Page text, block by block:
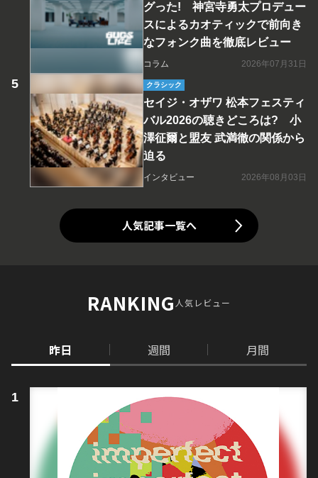
グった! 神宮寺勇太プロデュー
スによるカオティックで前向き
なフォンク曲を徹底レビュー
コラム 2026年07月31日
クラシック
セイジ・オザワ 松本フェスティ
バル2026の聴きどころは? 小
澤征爾と盟友 武満徹の関係から
迫る
インタビュー 2026年08月03日
人気記事一覧へ
RANKING人気レビュー
昨日 週間 月間